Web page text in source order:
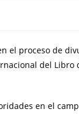
el proceso de
del Libro
en el